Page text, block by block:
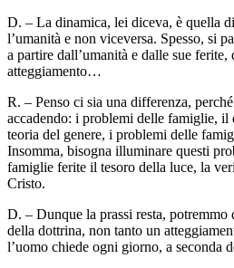
D. – La dinamica, lei diceva, è quella
l’umanità e non viceversa. Spesso, si
a partire dall’umanità e dalle sue
atteggiamento…
R. – Penso ci sia una differenza,
accadendo: i problemi delle famiglie,
teoria del genere, i problemi delle
Insomma, bisogna illuminare questi
famiglie ferite il tesoro della luce, la
Cristo.
D. – Dunque la prassi resta, potremmo
della dottrina, non tanto un
l’uomo chiede ogni giorno, a seconda